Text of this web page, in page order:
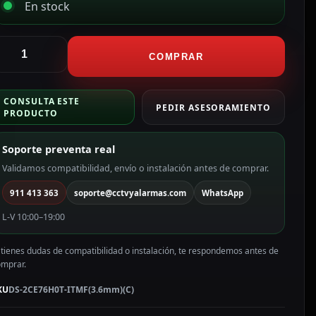
En stock
COMPRAR
CONSULTA ESTE
PRODUCTO
PEDIR ASESORAMIENTO
Soporte preventa real
Validamos compatibilidad, envío o instalación antes de comprar.
911 413 363 soporte@cctvyalarmas.com WhatsApp
L-V 10:00–19:00
dudas de compatibilidad o instalación, te respondemos antes de
DS-2CE76H0T-ITMF(3.6mm)(C)